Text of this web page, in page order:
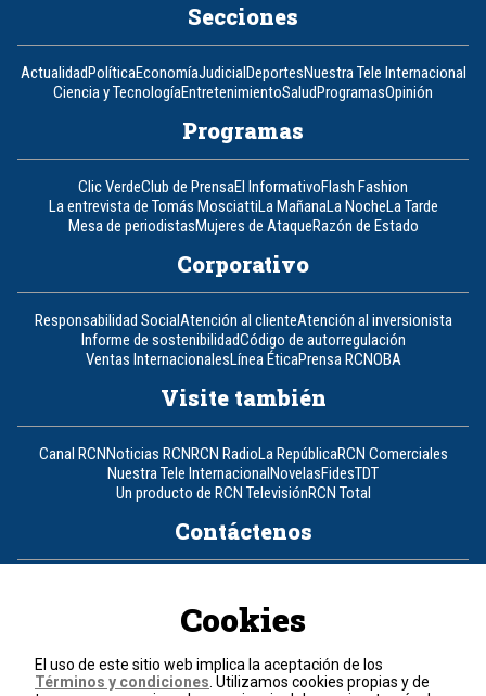
Secciones
ActualidadPolíticaEconomíaJudicialDeportesNuestra Tele Internacional
Ciencia y TecnologíaEntretenimientoSaludProgramasOpinión
Programas
Clic VerdeClub de PrensaEl InformativoFlash Fashion
La entrevista de Tomás MosciattiLa MañanaLa NocheLa Tarde
Mesa de periodistasMujeres de AtaqueRazón de Estado
Corporativo
Responsabilidad SocialAtención al clienteAtención al inversionista
Informe de sostenibilidadCódigo de autorregulación
Ventas InternacionalesLínea ÉticaPrensa RCNOBA
Visite también
Canal RCNNoticias RCNRCN RadioLa RepúblicaRCN Comerciales
Nuestra Tele InternacionalNovelasFidesTDT
Un producto de RCN TelevisiónRCN Total
Contáctenos
Política de cookies
Términos y condiciones
Cookies
El uso de este sitio web implica la aceptación de los
Términos y condiciones . Utilizamos cookies propias y de